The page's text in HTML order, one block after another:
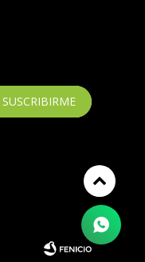
SUSCRIBIRME